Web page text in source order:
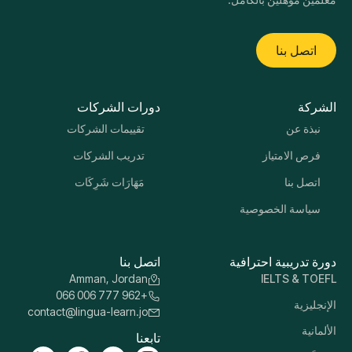
اتصل بنا
الشركة
نبذة عن
فرص الامتياز
اتصل بنا
سياسة الخصوصية
دورات الشركات
تقييمات الشركات
تدريب الشركات
مَهَارَات شَرِكَات
دورة تدريبية احترافية
IELTS & TOEFL
الإنجليزية
الألمانية
اتصل بنا
Amman, Jordan
+962 777 006 066
contact@lingua-learn.jo
تابعنا